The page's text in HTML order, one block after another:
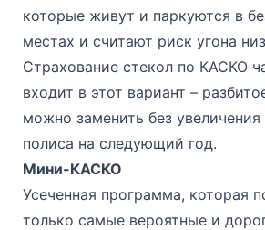
которые живут и паркуются в
местах и считают риск угона
Страхование стекол по КАСКО
входит в этот вариант –
можно заменить без
полиса на следующий год.
Мини-КАСКО
Усеченная программа, которая
только самые вероятные и